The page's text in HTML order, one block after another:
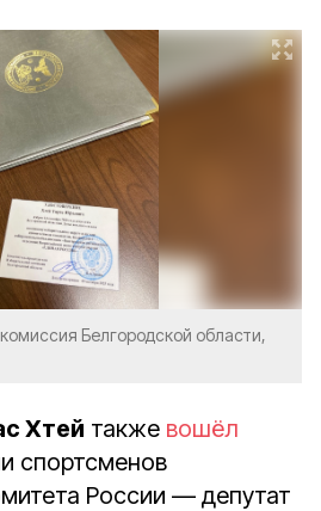
Белгородской области,
Хтей также вошёл
спортсменов
России — депутат